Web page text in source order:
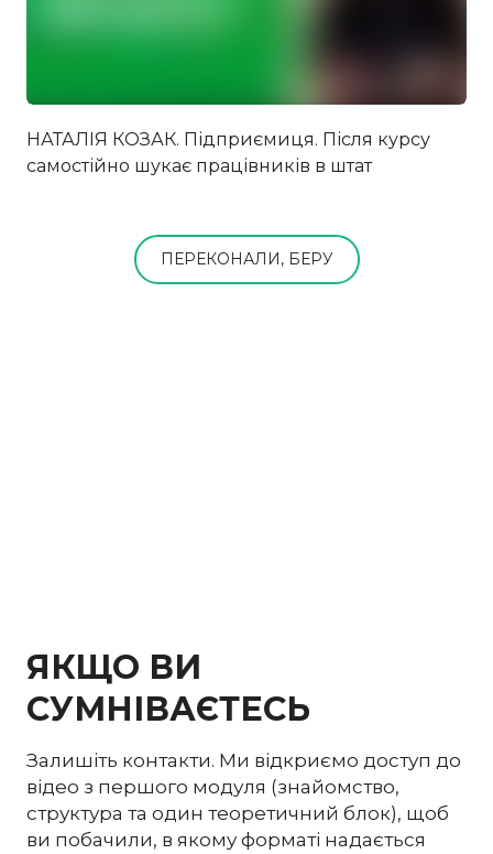
НАТАЛІЯ КОЗАК. Підприємиця. Після курсу
самостійно шукає працівників в штат
ПЕРЕКОНАЛИ, БЕРУ
ЯКЩО ВИ
СУМНІВАЄТЕСЬ
Залишіть контакти. Ми відкриємо доступ до
відео з першого модуля (знайомство,
структура та один теоретичний блок), щоб
ви побачили, в якому форматі надається